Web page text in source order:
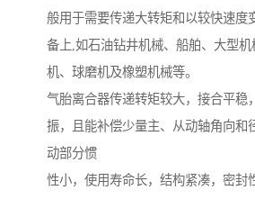
般用于需要传递大转矩和以较快速度
备上,如石油钻井机械、船舶、大型
机、球磨机及橡塑机械等。
气胎离合器传递转矩较大，接合平稳
振，且能补偿少量主、从动轴角向和
动部分惯
性小，使用寿命长，结构紧凑，密封